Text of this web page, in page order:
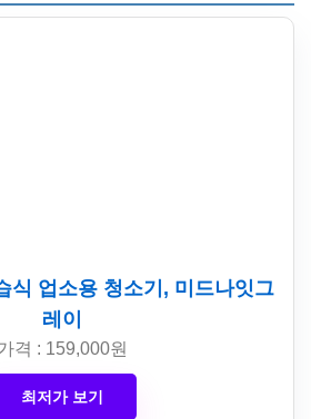
식 업소용 청소기, 미드나잇그
레이
격 : 159,000원
최저가 보기